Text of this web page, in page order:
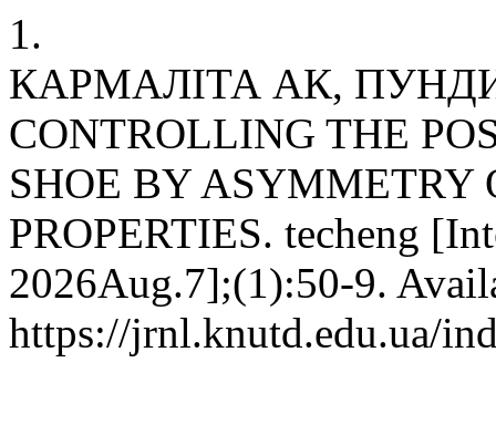
1.
КАРМАЛІТА АК,
CONTROLLING THE
SHOE BY ASYMMETRY
PROPERTIES. techeng
2026Aug.7];(1):50-9.
https://jrnl.knutd.edu.ua/